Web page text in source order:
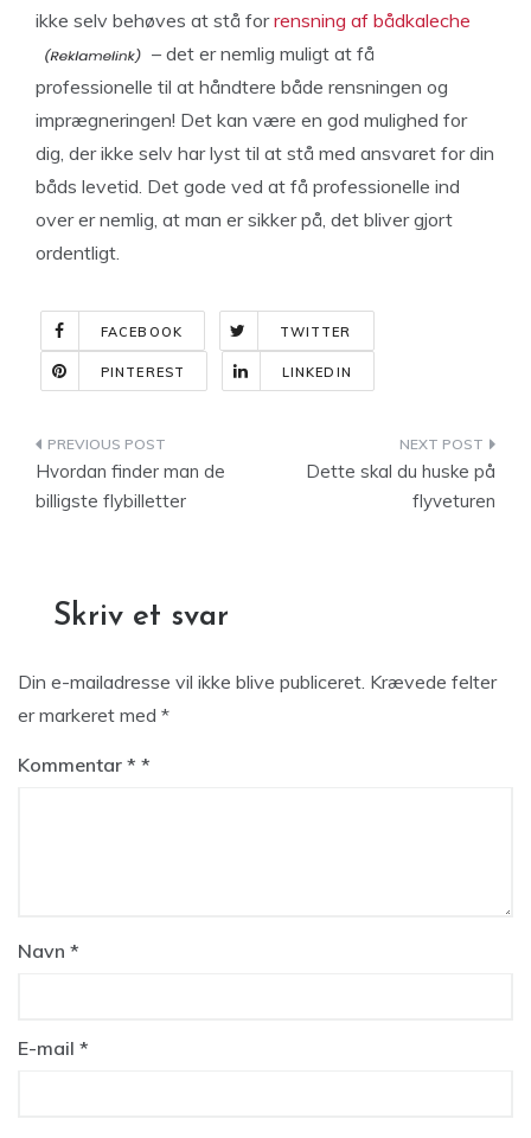
ikke selv behøves at stå forrensning af bådkaleche
– det er nemlig muligt at få
professionelle til at håndtere både rensningen og
imprægneringen! Det kan være en god mulighed for
dig, der ikke selv har lyst til at stå med ansvaret for din
båds levetid. Det gode ved at få professionelle ind
over er nemlig, at man er sikker på, det bliver gjort
ordentligt.
FACEBOOK TWITTER
PINTEREST LINKEDIN
Indlægsnavigation
Hvordan finder man de
billigste flybilletter
Dette skal du huske på
flyveturen
Skriv et svar
Din e-mailadresse vil ikke blive publiceret. Krævede felter
er markeret med *
Kommentar *
Navn *
E-mail *